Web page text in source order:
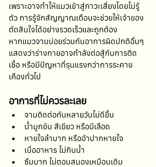
เพราะอาจทำให้แมวเข้าสู่ภาวะเสี่ยงโดยไม่รู้
ตัว การรู้จักสัญญาณเตือนจะช่วยให้เจ้าของ
ตัดสินใจได้อย่างรวดเร็วและถูกต้อง
หากแมวจามบ่อยร่วมกับอาการผิดปกติอื่นๆ
แสดงว่าร่างกายอาจกำลังต่อสู้กับการติด
เชื้อ หรือมีปัญหาที่รุนแรงกว่าการระคาย
เคืองทั่วไป
อาการที่ไม่ควรละเลย
จามติดต่อกันหลายวันไม่ดีขึ้น
น้ำมูกข้น สีเขียว หรือมีเลือด
หายใจลำบาก หรืออ้าปากหายใจ
เบื่ออาหาร ไม่กินน้ำ
ซึมมาก ไม่ตอบสนองเหมือนเดิม